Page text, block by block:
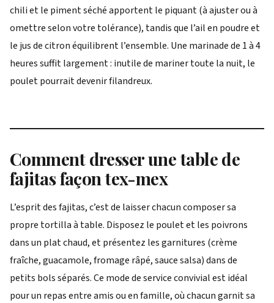
chili et le piment séché apportent le piquant (à ajuster ou à
omettre selon votre tolérance), tandis que l’ail en poudre et
le jus de citron équilibrent l’ensemble. Une marinade de 1 à 4
heures suffit largement : inutile de mariner toute la nuit, le
poulet pourrait devenir filandreux.
Comment dresser une table de
fajitas façon tex-mex
L’esprit des fajitas, c’est de laisser chacun composer sa
propre tortilla à table. Disposez le poulet et les poivrons
dans un plat chaud, et présentez les garnitures (crème
fraîche, guacamole, fromage râpé, sauce salsa) dans de
petits bols séparés. Ce mode de service convivial est idéal
pour un repas entre amis ou en famille, où chacun garnit sa